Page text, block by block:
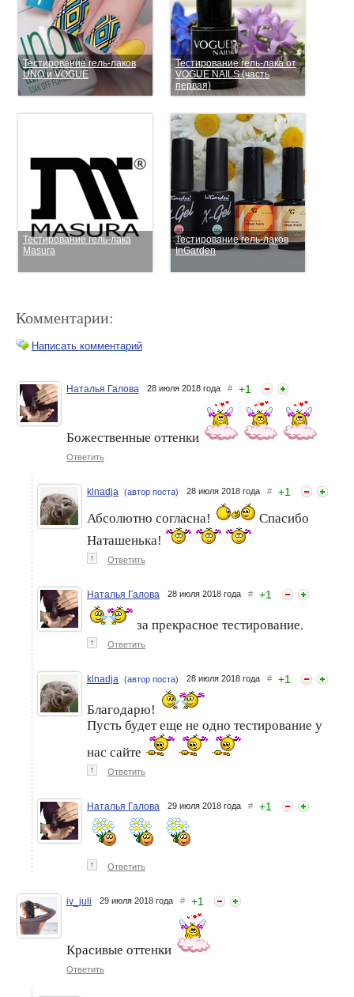
Тестирование гель-лаков
UNO и VOGUE
Тестирование гель-лака от
VOGUE NAILS (часть
первая)
Тестирование гель-лака
Masura
Тестирование гель-лаков
InGarden
Тестирование гель-лаков
Masura
Тестирование гель-лаков
Masura. Мой отчет.
Гель-лаки Masura.
Тестирование завершено!)
Мноооого букв и фото
Мой новый маникюр.
История гель-лака. часть 2
Комментарии:
Написать комментарий
Наталья Галова 28 июля 2018 года # +1
Божественные оттенки
Ответить
klnadja (автор поста) 28 июля 2018 года # +1
Абсолютно согласна!
Спасибо
Наташенька!
↑ Ответить
Наталья Галова 28 июля 2018 года # +1
за прекрасное тестирование.
↑ Ответить
klnadja (автор поста) 28 июля 2018 года # +1
Благодарю!
Пусть будет еще не одно тестирование у
нас сайте
↑ Ответить
Наталья Галова 29 июля 2018 года # +1
↑ Ответить
iv_juli 29 июля 2018 года # +1
Красивые оттенки
Ответить